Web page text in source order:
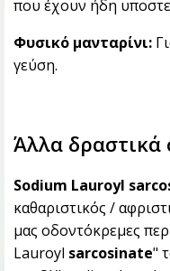
που έχουν ήδη
Φυσικό μανταρίνι:
γεύση.
Άλλα δραστικά
Sodium Lauroyl
καθαριστικός /
μας οδοντόκρεμες
Lauroyl sarcosinate"